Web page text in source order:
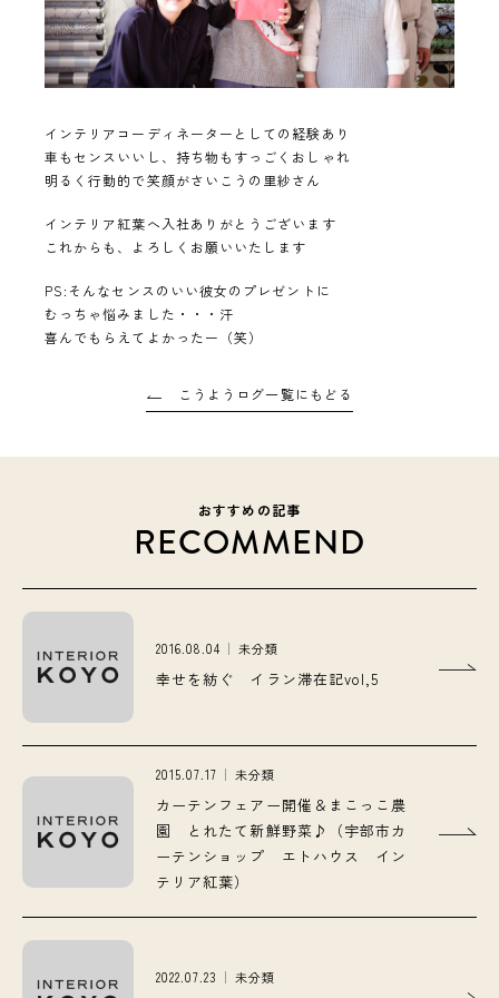
インテリアコーディネーターとしての経験あり
車もセンスいいし、持ち物もすっごくおしゃれ
明るく行動的で笑顔がさいこうの里紗さん
インテリア紅葉へ入社ありがとうございます
これからも、よろしくお願いいたします
PS:そんなセンスのいい彼女のプレゼントに
むっちゃ悩みました・・・汗
喜んでもらえてよかったー（笑）
こうようログ一覧にもどる
おすすめの記事
RECOMMEND
2016.08.04 未分類
幸せを紡ぐ イラン滞在記vol,5
2015.07.17 未分類
カーテンフェアー開催＆まこっこ農
園 とれたて新鮮野菜♪（宇部市カ
ーテンショップ エトハウス イン
テリア紅葉）
2022.07.23 未分類